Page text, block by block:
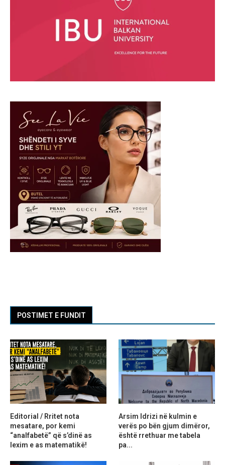
POSTIMET E FUNDIT
Editorial / Rritet nota
mesatare, por kemi
“analfabetë” që s’dinë as
lexim e as matematikë!
Arsim Idrizi në kulmin e
verës po bën gjum dimëror,
është rrethuar me tabela
pa...